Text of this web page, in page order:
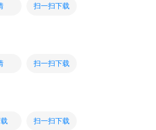
扫一扫下载
扫一扫下载
扫一扫下载